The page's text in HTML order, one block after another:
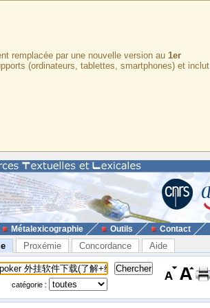
remplacée par une nouvelle version au 1er
(ordinateurs, tablettes, smartphones) et inclut
Métalexicographie Outils Contact
Proxémie Concordance Aide
catégorie :